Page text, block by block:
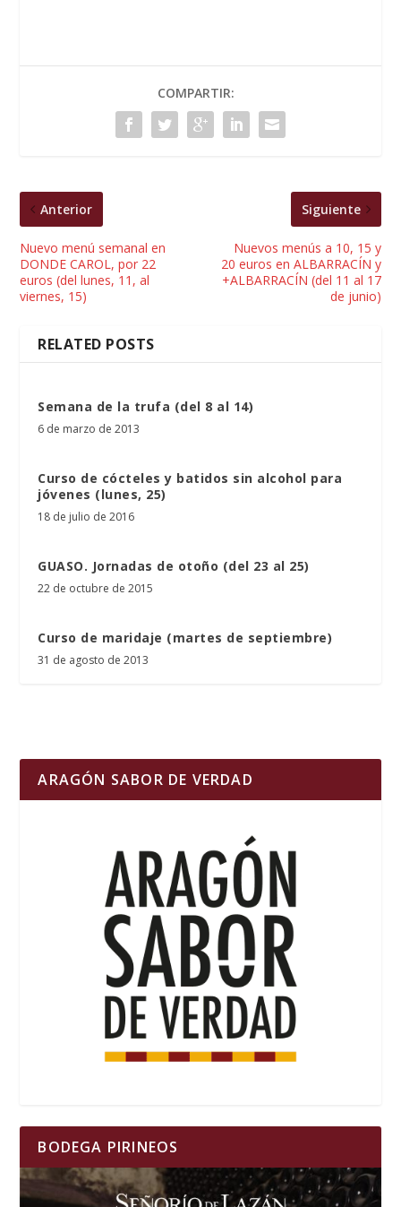
COMPARTIR:
Anterior
Nuevo menú semanal en
DONDE CAROL, por 22
euros (del lunes, 11, al
viernes, 15)
Siguiente
Nuevos menús a 10, 15 y
20 euros en ALBARRACÍN y
+ALBARRACÍN (del 11 al 17
de junio)
RELATED POSTS
Semana de la trufa (del 8 al 14)
6 de marzo de 2013
Curso de cócteles y batidos sin alcohol para
jóvenes (lunes, 25)
18 de julio de 2016
GUASO. Jornadas de otoño (del 23 al 25)
22 de octubre de 2015
Curso de maridaje (martes de septiembre)
31 de agosto de 2013
ARAGÓN SABOR DE VERDAD
BODEGA PIRINEOS